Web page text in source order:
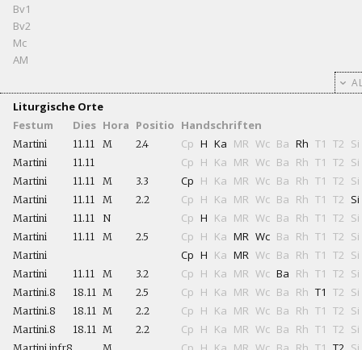
Bv1
Bv2
Mc
AM
Liturgische Orte
Festum
Dies Hora Positio Handschriften
Martini 11.11 M 2.4 Cp H Ka MR Wc Ba Rh T1 T2 Si
Martini 11.11 Cp H Ka MR Wc Ba Rh T1 T2 Si
Martini 11.11 M 3.3 Cp H Ka MR Wc Ba Rh T1 T2 Si
Martini 11.11 M 2.2 Cp H Ka MR Wc Ba Rh T1 T2 Si
Martini 11.11 N Cp H Ka MR Wc Ba Rh T1 T2 Si
Martini 11.11 M 2.5 Cp H Ka MR Wc Ba Rh T1 T2 Si
Martini Cp H Ka MR Wc Ba Rh T1 T2 Si
Martini 11.11 M 3.2 Cp H Ka MR Wc Ba Rh T1 T2 Si
Martini.8 18.11 M 2.5 Cp H Ka MR Wc Ba Rh T1 T2 Si
Martini.8 18.11 M 2.2 Cp H Ka MR Wc Ba Rh T1 T2 Si
Martini.8 18.11 M 2.2 Cp H Ka MR Wc Ba Rh T1 T2 Si